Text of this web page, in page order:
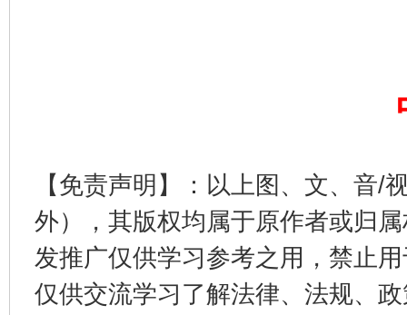
【免责声明】：以上图、文、音/
外），其版权均属于原作者或归
发推广仅供学习参考之用，禁止
仅供交流学习了解法律、法规、